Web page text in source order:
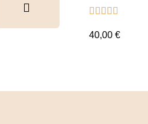
    
40,00 €